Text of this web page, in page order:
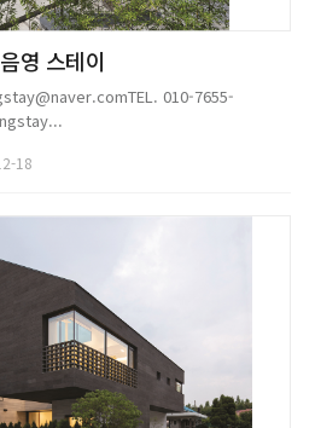
영 스테이
010-7655-
18